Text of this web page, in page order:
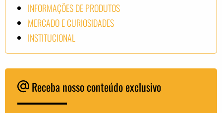
INFORMAÇÕES DE PRODUTOS
MERCADO E CURIOSIDADES
INSTITUCIONAL
Receba nosso conteúdo exclusivo